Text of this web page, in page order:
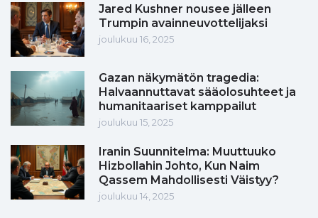
Jared Kushner nousee jälleen
Trumpin avainneuvottelijaksi
joulukuu 16, 2025
Gazan näkymätön tragedia:
Halvaannuttavat sääolosuhteet ja
humanitaariset kamppailut
joulukuu 15, 2025
Iranin Suunnitelma: Muuttuuko
Hizbollahin Johto, Kun Naim
Qassem Mahdollisesti Väistyy?
joulukuu 14, 2025